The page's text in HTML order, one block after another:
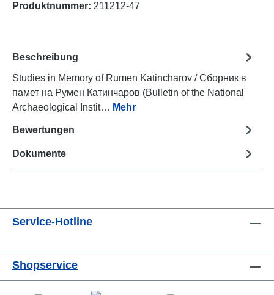
Produktnummer: 211212-47
Beschreibung
Studies in Memory of Rumen Katincharov / Сборник в
памет на Румен Катинчаров (Bulletin of the National
Archaeological Instit… Mehr
Bewertungen
Dokumente
Service-Hotline
Shopservice